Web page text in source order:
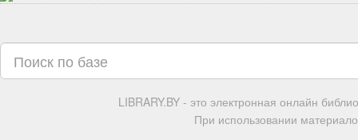
LIBRARY.BY - это электронная онлайн
При использовании